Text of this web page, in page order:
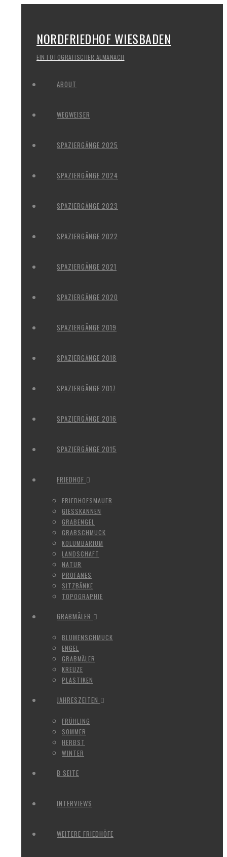
NORDFRIEDHOF WIESBADEN
EIN FOTOGRAFISCHER ALMANACH
ABOUT
WEGWEISER
SPAZIERGÄNGE 2025
SPAZIERGÄNGE 2024
SPAZIERGÄNGE 2023
SPAZIERGÄNGE 2022
SPAZIERGÄNGE 2021
SPAZIERGÄNGE 2020
SPAZIERGÄNGE 2019
SPAZIERGÄNGE 2018
SPAZIERGÄNGE 2017
SPAZIERGÄNGE 2016
SPAZIERGÄNGE 2015
FRIEDHOF
FRIEDHOFSMAUER
GIESSKANNEN
GRABENGEL
GRABSCHMUCK
KOLUMBARIUM
LANDSCHAFT
NATUR
PROFANES
SITZBÄNKE
TOPOGRAPHIE
GRABMÄLER
BLUMENSCHMUCK
ENGEL
GRABMÄLER
KREUZE
PLASTIKEN
JAHRESZEITEN
FRÜHLING
SOMMER
HERBST
WINTER
B SEITE
INTERVIEWS
WEITERE FRIEDHÖFE